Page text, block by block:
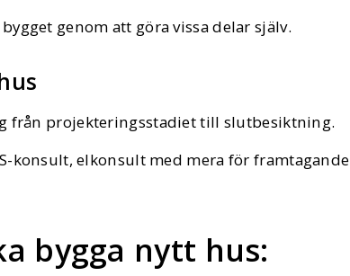
genom att göra vissa delar själv.
från projekteringsstadiet till slutbesiktning.
konsult, elkonsult med mera för framtagande
bygga nytt hus: